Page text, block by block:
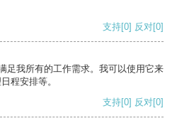
支持[0] 反对[0]
足我所有的工作需求。我可以使用它来
程安排等。
支持[0] 反对[0]